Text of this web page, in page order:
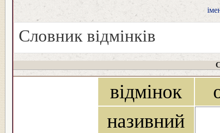
Словник відмінків
відмінок
називний